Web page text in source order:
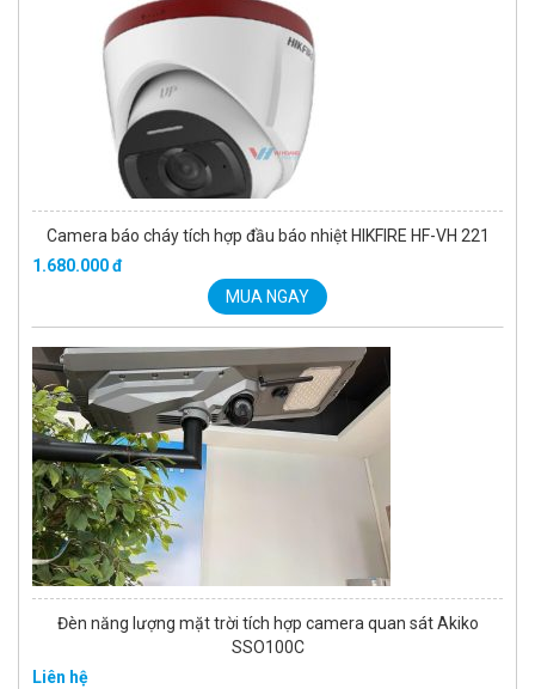
Camera báo cháy tích hợp đầu báo nhiệt HIKFIRE HF-VH 221
1.680.000 đ
MUA NGAY
Đèn năng lượng mặt trời tích hợp camera quan sát Akiko
SSO100C
Liên hệ